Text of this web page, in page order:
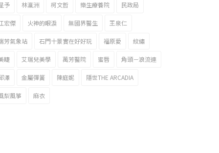
予 林瀛洲 柯文哲 樂生療養院 民政局
宏傑 火神的眼淚 無國界醫生 王泉仁
芳氣象站 石門十景實在好好玩 福原愛 紋繡
睫 艾瑞兒美學 萬芳醫院 蜜唇 角頭－浪流連
澤 金屬彈簧 陳庭妮 隱世THE ARCADIA
梨風箏 麻衣